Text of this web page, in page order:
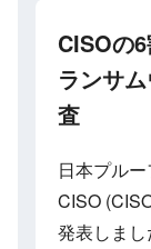
CISOの
ランサ
査
日本プル
CISO
発表しまし